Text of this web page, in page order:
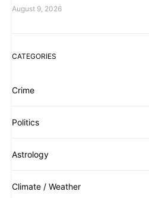
August 9, 2026
CATEGORIES
Crime
Politics
Astrology
Climate / Weather